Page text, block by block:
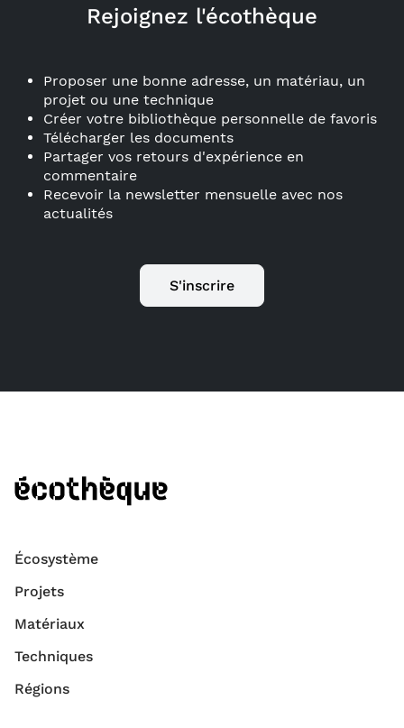
Rejoignez l'écothèque
Proposer une bonne adresse, un matériau, un
projet ou une technique
Créer votre bibliothèque personnelle de favoris
Télécharger les documents
Partager vos retours d'expérience en
commentaire
Recevoir la newsletter mensuelle avec nos
actualités
S'inscrire
Écosystème
Projets
Matériaux
Techniques
Régions